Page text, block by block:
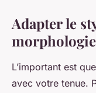
Adapter le
morphologie
L’important est
avec votre tenue.